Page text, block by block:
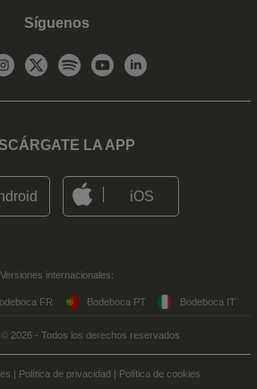
Síguenos
LA APP
iOS
Versiones internacionales:
FR Bodeboca PT Bodeboca IT
2026 - Todos los derechos reservados
| Política de privacidad | Política de cookies